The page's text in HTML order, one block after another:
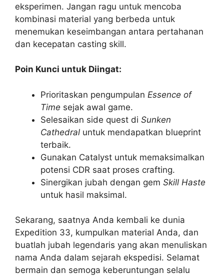
eksperimen. Jangan ragu untuk mencoba
kombinasi material yang berbeda untuk
menemukan keseimbangan antara pertahanan
dan kecepatan casting skill.
Poin Kunci untuk Diingat:
Prioritaskan pengumpulan Essence of
Time sejak awal game.
Selesaikan side quest di Sunken
Cathedral untuk mendapatkan blueprint
terbaik.
Gunakan Catalyst untuk memaksimalkan
potensi CDR saat proses crafting.
Sinergikan jubah dengan gem Skill Haste
untuk hasil maksimal.
Sekarang, saatnya Anda kembali ke dunia
Expedition 33, kumpulkan material Anda, dan
buatlah jubah legendaris yang akan menuliskan
nama Anda dalam sejarah ekspedisi. Selamat
bermain dan semoga keberuntungan selalu